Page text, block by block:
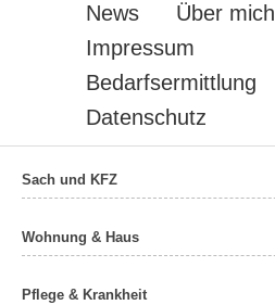
News Über mich
Impressum
Bedarfsermittlung
Datenschutz
Sach und KFZ
Wohnung & Haus
Pflege & Krankheit